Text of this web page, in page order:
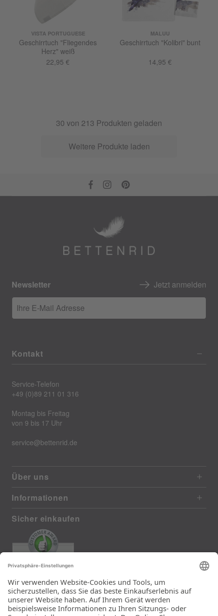
VISTA PORTUGUESE
Geschirrtuch "Fliegendes
Herz" weiß
22,95 €
MALUU
Geschirrtuch "Kolibri" bunt
14,95 €
30 von 213 Produkten geladen
Weitere Produkte laden
Newsletter Jetzt anmelden
Ihre E-Mail Adresse
Kontakt
Service-Telefon
+49 (0)89 211 01 316
Montag bis Freitag
von 9 bis 17 Uhr
service@bettenrid.de
Über uns
Informationen
Sicher einkaufen
385 reviews from real customers
(last 12 months)
Total: 11283
Die Auswahl und die
Einfachheit der
Bestellung.